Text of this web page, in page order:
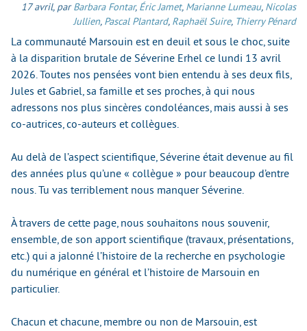
17 avril, parBarbara Fontar, Éric Jamet, Marianne Lumeau, Nicolas
Jullien, Pascal Plantard, Raphaël Suire, Thierry Pénard
La communauté Marsouin est en deuil et sous le choc, suite
à la disparition brutale de Séverine Erhel ce lundi 13 avril
2026. Toutes nos pensées vont bien entendu à ses deux fils,
Jules et Gabriel, sa famille et ses proches, à qui nous
adressons nos plus sincères condoléances, mais aussi à ses
co-autrices, co-auteurs et collègues.
Au delà de l’aspect scientifique, Séverine était devenue au fil
des années plus qu’une « collègue » pour beaucoup d’entre
nous. Tu vas terriblement nous manquer Séverine.
À travers de cette page, nous souhaitons nous souvenir,
ensemble, de son apport scientifique (travaux, présentations,
etc.) qui a jalonné l’histoire de la recherche en psychologie
du numérique en général et l’histoire de Marsouin en
particulier.
Chacun et chacune, membre ou non de Marsouin, est